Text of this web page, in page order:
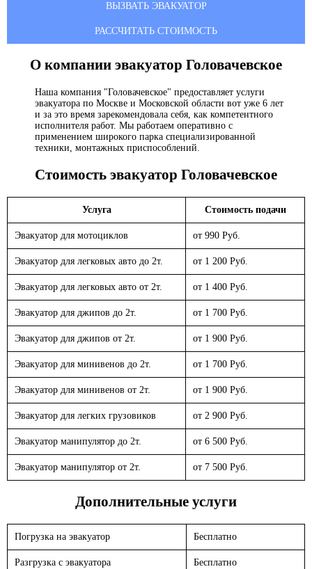
ВЫЗВАТЬ ЭВАКУАТОР
РАССЧИТАТЬ СТОИМОСТЬ
О компании эвакуатор Головачевское
Наша компания "Головачевское" предоставляет услуги
эвакуатора по Москве и Московской области вот уже 6 лет
и за это время зарекомендовала себя, как компетентного
исполнителя работ. Мы работаем оперативно с
применением широкого парка специализированной
техники, монтажных приспособлений.
Стоимость эвакуатор Головачевское
Услуга Стоимость подачи
Эвакуатор для мотоциклов от 990 Руб.
Эвакуатор для легковых авто до 2т. от 1 200 Руб.
Эвакуатор для легковых авто от 2т. от 1 400 Руб.
Эвакуатор для джипов до 2т. от 1 700 Руб.
Эвакуатор для джипов от 2т. от 1 900 Руб.
Эвакуатор для минивенов до 2т. от 1 700 Руб.
Эвакуатор для минивенов от 2т. от 1 900 Руб.
Эвакуатор для легких грузовиков от 2 900 Руб.
Эвакуатор манипулятор до 2т. от 6 500 Руб.
Эвакуатор манипулятор от 2т. от 7 500 Руб.
Дополнительные услуги
Погрузка на эвакуатор Бесплатно
Разгрузка с эвакуатора Бесплатно